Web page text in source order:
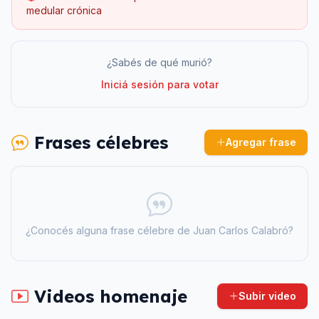
medular crónica
¿Sabés de qué murió?
Iniciá sesión para votar
Frases célebres Agregar frase
¿Conocés alguna frase célebre de Juan Carlos Calabró?
Videos homenaje Subir video